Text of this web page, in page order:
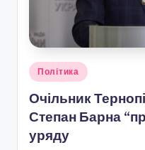
Опубліковано
Політика
Очільник
Степан Барна
уряду